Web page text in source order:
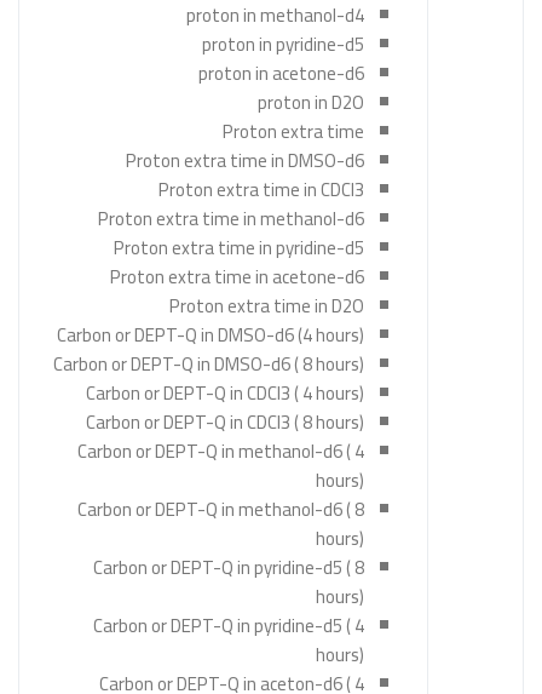
proton in methanol-d4
proton in pyridine-d5
proton in acetone-d6
proton in D2O
Proton extra time
Proton extra time in DMSO-d6
Proton extra time in CDCl3
Proton extra time in methanol-d6
Proton extra time in pyridine-d5
Proton extra time in acetone-d6
Proton extra time in D2O
Carbon or DEPT-Q in DMSO-d6 (4 hours)
Carbon or DEPT-Q in DMSO-d6 ( 8 hours)
Carbon or DEPT-Q in CDCl3 ( 4 hours)
Carbon or DEPT-Q in CDCl3 ( 8 hours)
Carbon or DEPT-Q in methanol-d6 ( 4
hours)
Carbon or DEPT-Q in methanol-d6 ( 8
hours)
Carbon or DEPT-Q in pyridine-d5 ( 8
hours)
Carbon or DEPT-Q in pyridine-d5 ( 4
hours)
Carbon or DEPT-Q in aceton-d6 ( 4